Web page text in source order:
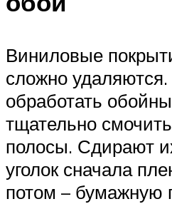
Виниловые
сложно
обработать
тщательно
полосы. Сдирают
уголок сначала
потом – бумажную